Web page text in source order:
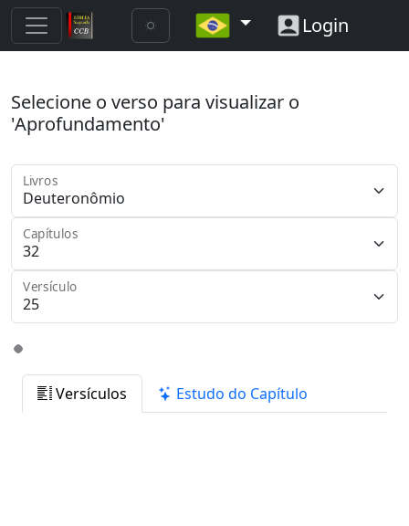
Login
Selecione o verso para visualizar o
'Aprofundamento'
Livros
Capítulos
Versículo
Versículos Estudo do Capítulo